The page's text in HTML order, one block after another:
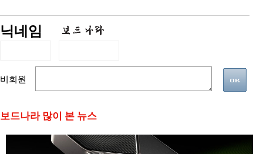
닉네임
비회원
보드나라 많이 본 뉴스